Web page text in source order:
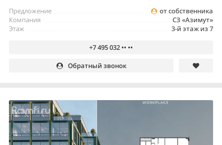
от собственника
Предложение
СЗ «Азимут»
Компания
3-й этаж из 7
Этаж
+7 495 032 •• ••
Обратный звонок